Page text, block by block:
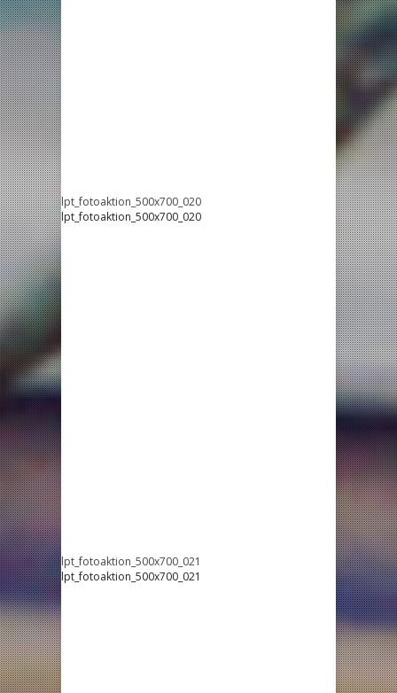
lpt_fotoaktion_500x700_020
lpt_fotoaktion_500x700_020
lpt_fotoaktion_500x700_021
lpt_fotoaktion_500x700_021